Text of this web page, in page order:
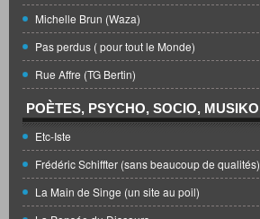
Michelle Brun (Waza)
Pas perdus ( pour tout le Monde)
Rue Affre (TG Bertin)
POÈTES, PSYCHO, SOCIO, MUSIKO
Etc-Iste
Frédéric Schiffter (sans beaucoup de qualités)
La Main de Singe (un site au poil)